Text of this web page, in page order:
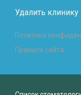
Удалить клинику
Политика
Правила сайта